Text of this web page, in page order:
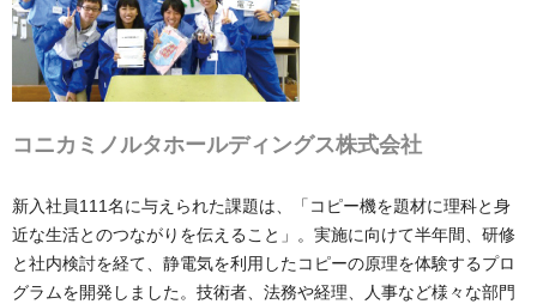
コニカミノルタホールディングス株式会社
新入社員111名に与えられた課題は、「コピー機を題材に理科と身
近な生活とのつながりを伝えること」。実施に向けて半年間、研修
と社内検討を経て、静電気を利用したコピーの原理を体験するプロ
グラムを開発しました。技術者、法務や経理、人事など様々な部門